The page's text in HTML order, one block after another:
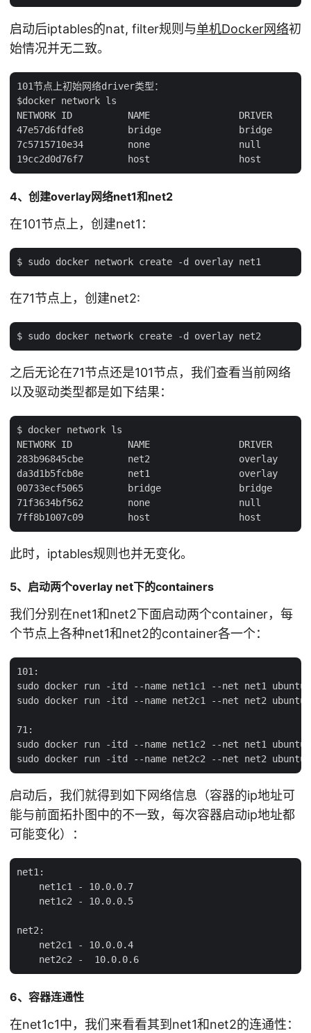
启动后iptables的nat, filter规则与单机Docker网络初
始情况并无二致。
101节点上初始网络driver类型：
$docker network ls
NETWORK ID          NAME                DRIVER
47e57d6fdfe8        bridge              bridge
7c5715710e34        none                null
4、创建overlay网络net1和net2
在101节点上，创建net1：
在71节点上，创建net2:
之后无论在71节点还是101节点，我们查看当前网络
以及驱动类型都是如下结果：
$ docker network ls
NETWORK ID          NAME                DRIVER
283b96845cbe        net2                overlay
da3d1b5fcb8e        net1                overlay
00733ecf5065        bridge              bridge
71f3634bf562        none                null
此时，iptables规则也并无变化。
5、启动两个overlay net下的containers
我们分别在net1和net2下面启动两个container，每
个节点上各种net1和net2的container各一个：
101:
sudo docker run -itd --name net1c1 --net net1
sudo docker run -itd --name net2c1 --net net2
71:
sudo docker run -itd --name net1c2 --net net1
启动后，我们就得到如下网络信息（容器的ip地址可
能与前面拓扑图中的不一致，每次容器启动ip地址都
可能变化）：
net1:
    net1c1 - 10.0.0.7
    net1c2 - 10.0.0.5
net2:
    net2c1 - 10.0.0.4
6、容器连通性
在net1c1中，我们来看看其到net1和net2的连通性：